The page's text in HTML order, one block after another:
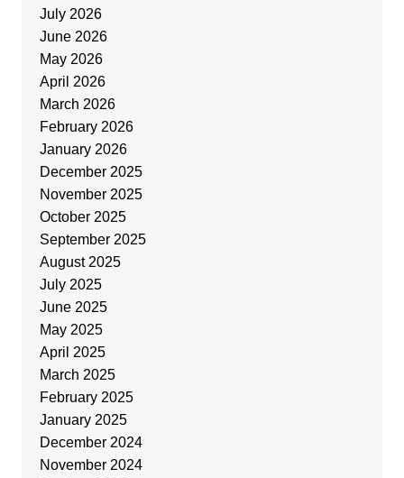
July 2026
June 2026
May 2026
April 2026
March 2026
February 2026
January 2026
December 2025
November 2025
October 2025
September 2025
August 2025
July 2025
June 2025
May 2025
April 2025
March 2025
February 2025
January 2025
December 2024
November 2024